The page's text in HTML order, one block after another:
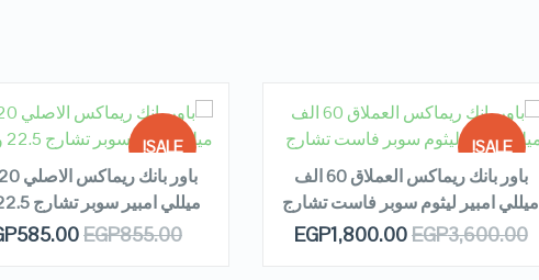
SALE!
OUT OF
STOCK
QUICK LOOK
READ MORE
باور بانك ريماكس العملاق 60 الف
ميللي امبير ليثوم سوبر فاست تشارج
EGP3,600.00
EGP1,800.00
SALE!
OUT OF
STOCK
QUICK LOOK
MORE
ميللي امبير سوبر تشارج 22.5 وات
EGP855.00
585.00